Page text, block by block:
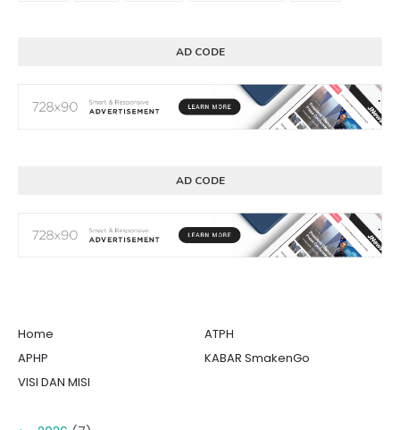
AD CODE
AD CODE
Home
ATPH
APHP
KABAR SmakenGo
VISI DAN MISI